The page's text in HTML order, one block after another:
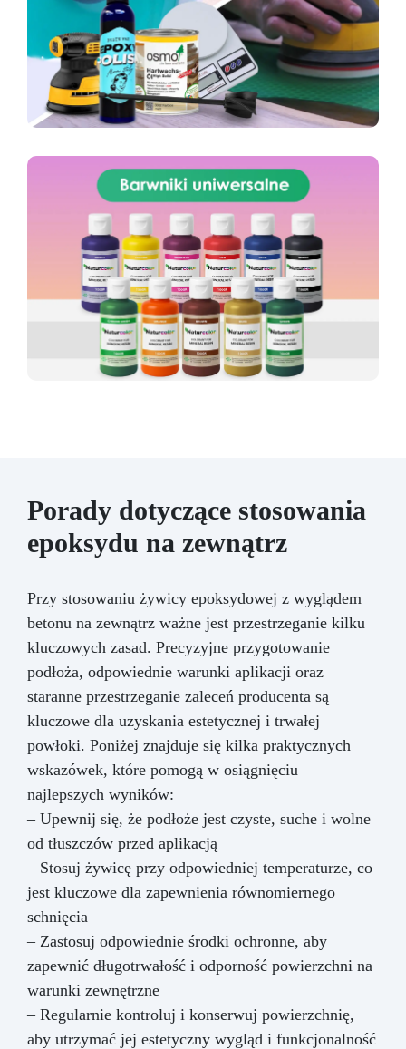
Świat Kreatywności!
Porady dotyczące stosowania
epoksydu na zewnątrz
Przy stosowaniu żywicy epoksydowej z wyglądem
betonu na zewnątrz ważne jest przestrzeganie kilku
kluczowych zasad. Precyzyjne przygotowanie
podłoża, odpowiednie warunki aplikacji oraz
staranne przestrzeganie zaleceń producenta są
kluczowe dla uzyskania estetycznej i trwałej
powłoki. Poniżej znajduje się kilka praktycznych
wskazówek, które pomogą w osiągnięciu
najlepszych wyników:
– Upewnij się, że podłoże jest czyste, suche i wolne
od tłuszczów przed aplikacją
– Stosuj żywicę przy odpowiedniej temperaturze, co
jest kluczowe dla zapewnienia równomiernego
schnięcia
– Zastosuj odpowiednie środki ochronne, aby
zapewnić długotrwałość i odporność powierzchni na
warunki zewnętrzne
– Regularnie kontroluj i konserwuj powierzchnię,
aby utrzymać jej estetyczny wygląd i funkcjonalność